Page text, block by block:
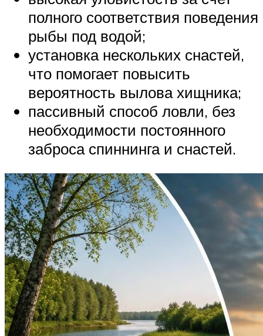
полного соответствия поведения
рыбы под водой;
установка нескольких снастей,
что помогает повысить
вероятность вылова хищника;
пассивный способ ловли, без
необходимости постоянного
заброса спиннинга и снастей.